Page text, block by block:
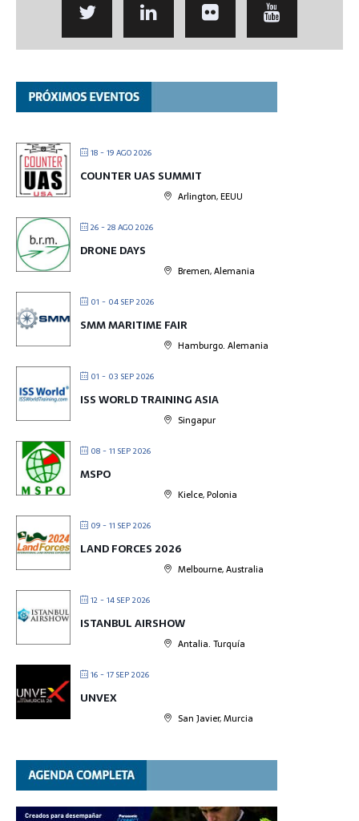
18 - 19 AGO 2026
COUNTER UAS SUMMIT
Arlington, EEUU
26 - 28 AGO 2026
DRONE DAYS
Bremen, Alemania
01 - 04 SEP 2026
SMM MARITIME FAIR
Hamburgo. Alemania
01 - 03 SEP 2026
ISS WORLD TRAINING ASIA
Singapur
08 - 11 SEP 2026
MSPO
Kielce, Polonia
09 - 11 SEP 2026
LAND FORCES 2026
Melbourne, Australia
12 - 14 SEP 2026
ISTANBUL AIRSHOW
Antalia. Turquía
16 - 17 SEP 2026
UNVEX
San Javier, Murcia